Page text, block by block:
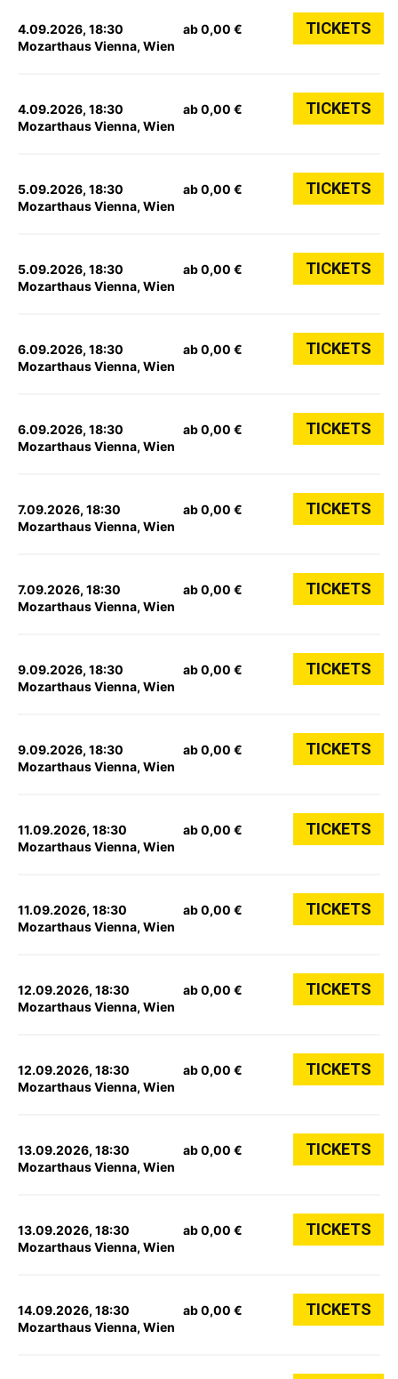
4.09.2026, 18:30
Mozarthaus Vienna, Wien
ab 0,00 € TICKETS
4.09.2026, 18:30
Mozarthaus Vienna, Wien
ab 0,00 € TICKETS
5.09.2026, 18:30
Mozarthaus Vienna, Wien
ab 0,00 € TICKETS
5.09.2026, 18:30
Mozarthaus Vienna, Wien
ab 0,00 € TICKETS
6.09.2026, 18:30
Mozarthaus Vienna, Wien
ab 0,00 € TICKETS
6.09.2026, 18:30
Mozarthaus Vienna, Wien
ab 0,00 € TICKETS
7.09.2026, 18:30
Mozarthaus Vienna, Wien
ab 0,00 € TICKETS
7.09.2026, 18:30
Mozarthaus Vienna, Wien
ab 0,00 € TICKETS
9.09.2026, 18:30
Mozarthaus Vienna, Wien
ab 0,00 € TICKETS
9.09.2026, 18:30
Mozarthaus Vienna, Wien
ab 0,00 € TICKETS
11.09.2026, 18:30
Mozarthaus Vienna, Wien
ab 0,00 € TICKETS
11.09.2026, 18:30
Mozarthaus Vienna, Wien
ab 0,00 € TICKETS
12.09.2026, 18:30
Mozarthaus Vienna, Wien
ab 0,00 € TICKETS
12.09.2026, 18:30
Mozarthaus Vienna, Wien
ab 0,00 € TICKETS
13.09.2026, 18:30
Mozarthaus Vienna, Wien
ab 0,00 € TICKETS
13.09.2026, 18:30
Mozarthaus Vienna, Wien
ab 0,00 € TICKETS
14.09.2026, 18:30
Mozarthaus Vienna, Wien
ab 0,00 € TICKETS